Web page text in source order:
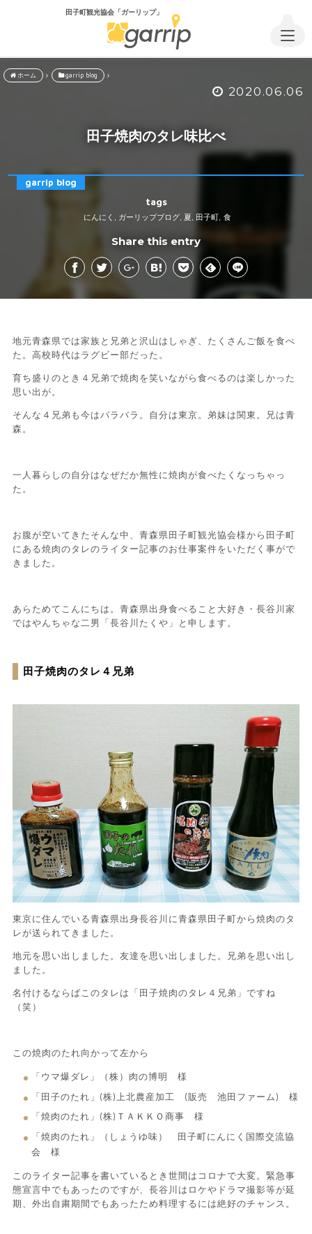
田子町観光協会「ガーリップ」
ホーム garrip blog
2020.06.06
田子焼肉のタレ味比べ
garrip blog
tags
にんにく ガーリップブログ, 夏 田子町 食
Share this entry
地元青森県では家族と兄弟と沢山はしゃぎ、たくさんご飯を食べ
た。高校時代はラグビー部だった。
育ち盛りのとき４兄弟で焼肉を笑いながら食べるのは楽しかった
思い出が。
そんな４兄弟も今はバラバラ。自分は東京。弟妹は関東。兄は青
森。
一人暮らしの自分はなぜだか無性に焼肉が食べたくなっちゃっ
た。
お腹が空いてきたそんな中、青森県田子町観光協会様から田子町
にある焼肉のタレのライター記事のお仕事案件をいただく事がで
きました。
あらためてこんにちは。青森県出身食べること大好き・長谷川家
ではやんちゃな二男「長谷川たくや」と申します。
田子焼肉のタレ４兄弟
東京に住んでいる青森県出身長谷川に青森県田子町から焼肉のタ
レが送られてきました。
地元を思い出しました。友達を思い出しました。兄弟を思い出し
ました。
名付けるならばこのタレは「田子焼肉のタレ４兄弟」ですね
（笑）
この焼肉のたれ向かって左から
「ウマ爆ダレ」（株）肉の博明 様
「田子のたれ」(株)上北農産加工 (販売 池田ファーム) 様
「焼肉のたれ」(株)ＴＡＫＫＯ商事 様
「焼肉のたれ」（しょうゆ味） 田子町にんにく国際交流協
会 様
このライター記事を書いているとき世間はコロナで大変。緊急事
態宣言中でもあったのですが、長谷川はロケやドラマ撮影等が延
期、外出自粛期間でもあったため料理するには絶好のチャンス。